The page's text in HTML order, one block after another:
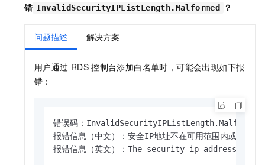
错 InvalidSecurityIPListLength.Malformed ？
问题描述 解决方案
用户通过 RDS 控制台添加白名单时，可能会出现如下报
错：
错误码：InvalidSecurityIPListLength.Malformed
报错信息（中文）：安全IP地址不在可用范围内或已被占
报错信息（英文）：The security ip address